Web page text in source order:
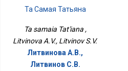
Та Самая Татьяна
Ta samaia Tat'iana ,
Litvinova A.V., Litvinov S.V.
Литвинова А.В.,
Литвинов С.В.